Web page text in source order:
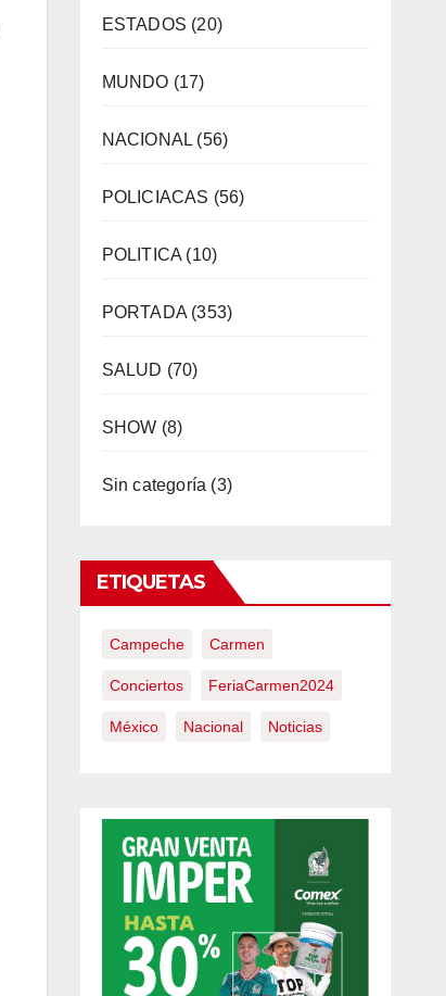
ESTADOS (20)
MUNDO (17)
NACIONAL (56)
POLICIACAS (56)
POLITICA (10)
PORTADA(353)
SALUD (70)
SHOW (8)
Sin categoría (3)
ETIQUETAS
Campeche Carmen
Conciertos FeriaCarmen2024
México Nacional Noticias